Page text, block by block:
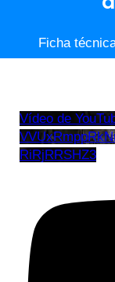
Ficha
Vídeo de
RiRjRRSHZ3